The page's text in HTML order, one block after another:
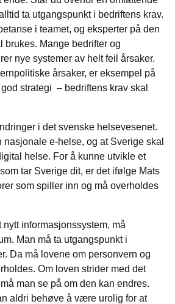
ta utgangspunkt i bedriftens krav.
i teamet, og eksperter på den
brukes. Mange bedrifter og
nye systemer av helt feil årsaker.
årsaker, er eksempel på
strategi – bedriftens krav skal
i det svenske helsevesenet.
nasjonale e-helse, og at Sverige skal
helse. For å kunne utvikle et
tar Sverige dit, er det ifølge Mats
som spiller inn og må overholdes
informasjonssystem, må
Man må ta utgangspunkt i
Da må lovene om personvern og
Om loven strider med det
man se på om den kan endres.
aldri behøve å være urolig for at